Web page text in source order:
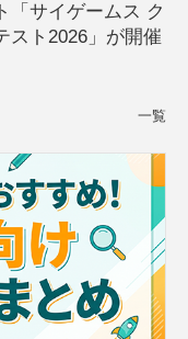
「サイゲームス ク
スト2026」が開催
一覧